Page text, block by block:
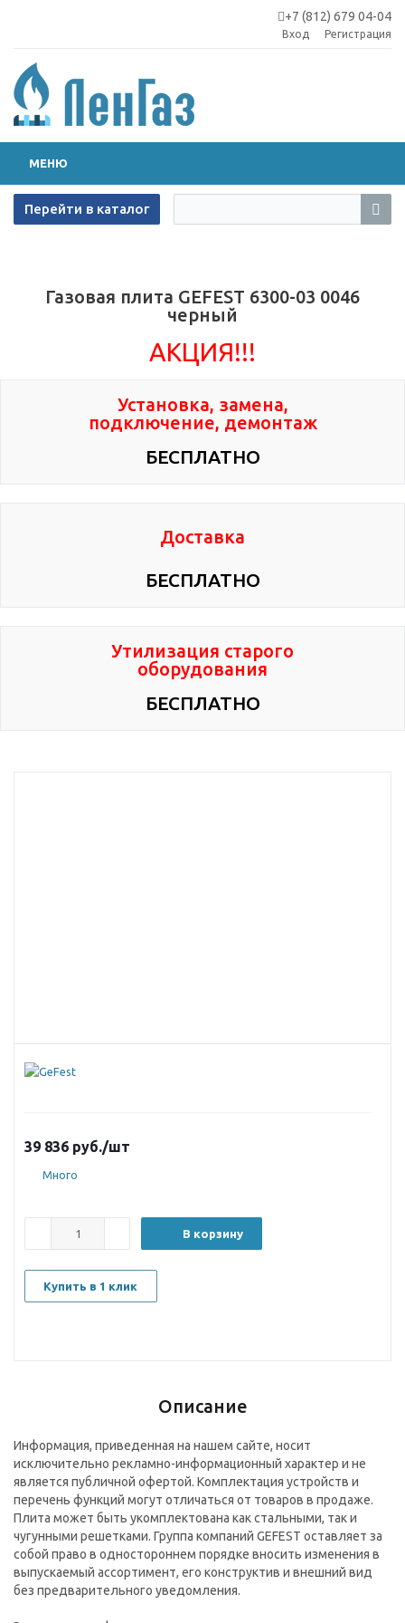
+7 (812) 679 04-04
Вход Регистрация
МЕНЮ
Перейти в каталог
Газовая плита GEFEST 6300-03 0046
черный
АКЦИЯ!!!
Установка, замена,
подключение, демонтаж
БЕСПЛАТНО
Доставка
БЕСПЛАТНО
Утилизация старого
оборудования
БЕСПЛАТНО
39 836 руб./шт
Много
В корзину
Купить в 1 клик
Описание
Информация, приведенная на нашем сайте, носит
исключительно рекламно-информационный характер и не
является публичной офертой. Комплектация устройств и
перечень функций могут отличаться от товаров в продаже.
Плита может быть укомплектована как стальными, так и
чугунными решетками. Группа компаний GEFEST оставляет за
собой право в одностороннем порядке вносить изменения в
выпускаемый ассортимент, его конструктив и внешний вид
без предварительного уведомления.